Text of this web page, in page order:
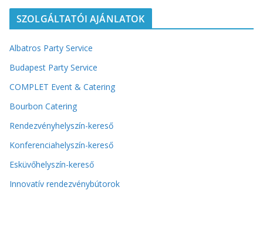
SZOLGÁLTATÓI AJÁNLATOK
Albatros Party Service
Budapest Party Service
COMPLET Event & Catering
Bourbon Catering
Rendezvényhelyszín-kereső
Konferenciahelyszín-kereső
Esküvőhelyszín-kereső
Innovatív rendezvénybútorok